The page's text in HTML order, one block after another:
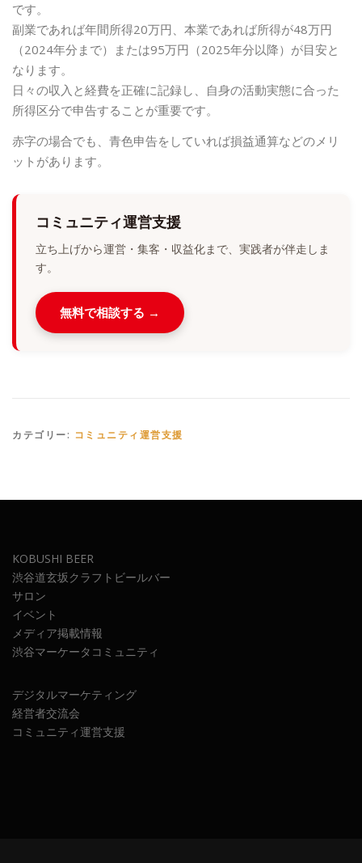
です。
副業であれば年間所得20万円、本業であれば所得が48万円
（2024年分まで）または95万円（2025年分以降）が目安と
なります。
日々の収入と経費を正確に記録し、自身の活動実態に合った
所得区分で申告することが重要です。
赤字の場合でも、青色申告をしていれば損益通算などのメリ
ットがあります。
コミュニティ運営支援
立ち上げから運営・集客・収益化まで、実践者が伴走しま
す。
無料で相談する →
カテゴリー: コミュニティ運営支援
KOBUSHI BEER
渋谷道玄坂クラフトビールバー
サロン
イベント
メディア掲載情報
渋谷マーケータコミュニティ
デジタルマーケティング
経営者交流会
コミュニティ運営支援